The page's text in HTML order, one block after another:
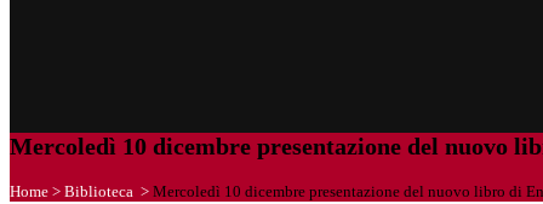
Mercoledì 10 dicembre presentazione del nuovo
Home > Biblioteca > Mercoledì 10 dicembre presentazione del nuovo libro di